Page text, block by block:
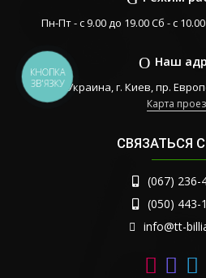
Пн-Пт - с 9.00 до 19.00 Сб - с
Наш
Украина, г. Киев, пр.
Карта
СВЯЗАТЬСЯ
(067) 236-
(050) 443-
info@tt-
КНОПКА
ЗВ'ЯЗКУ